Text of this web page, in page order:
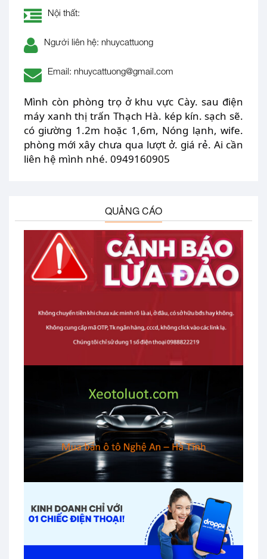
Nội thất:
Người liên hệ: nhuycattuong
Email: nhuycattuong@gmail.com
Mình còn phòng trọ ở khu vực Cày. sau điện
máy xanh thị trấn Thạch Hà. kép kín. sạch sẽ.
có giường 1.2m hoặc 1,6m, Nóng lạnh, wife.
phòng mới xây chưa qua lượt ở. giá rẻ. Ai cần
liên hệ mình nhé. 0949160905
QUẢNG CÁO